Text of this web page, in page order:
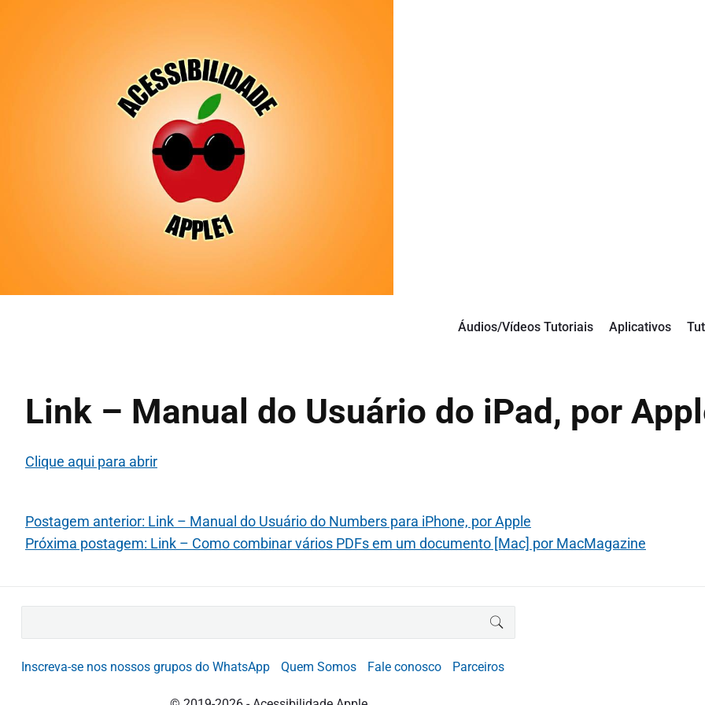
Áudios/Vídeos Tutoriais Aplicativos
Link – Manual do Usuário do iPad, por
Clique aqui para abrir
Postagem anterior: Link – Manual do Usuário do Numbers para iPhone, por Apple
Próxima postagem: Link – Como combinar vários PDFs em um documento [Mac] por MacMagazine
c
BUSCAR
Inscreva-se nos nossos grupos do WhatsApp Quem Somos Fale conosco Parceiros